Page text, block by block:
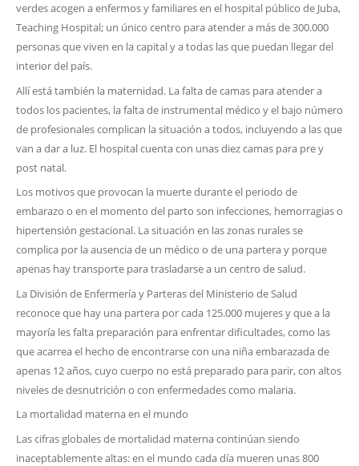
verdes acogen a enfermos y familiares en el hospital público de Juba,
Teaching Hospital; un único centro para atender a más de 300.000
personas que viven en la capital y a todas las que puedan llegar del
interior del país.
Allí está también la maternidad. La falta de camas para atender a
todos los pacientes, la falta de instrumental médico y el bajo número
de profesionales complican la situación a todos, incluyendo a las que
van a dar a luz. El hospital cuenta con unas diez camas para pre y
post natal.
Los motivos que provocan la muerte durante el periodo de
embarazo o en el momento del parto son infecciones, hemorragias o
hipertensión gestacional. La situación en las zonas rurales se
complica por la ausencia de un médico o de una partera y porque
apenas hay transporte para trasladarse a un centro de salud.
La División de Enfermería y Parteras del Ministerio de Salud
reconoce que hay una partera por cada 125.000 mujeres y que a la
mayoría les falta preparación para enfrentar dificultades, como las
que acarrea el hecho de encontrarse con una niña embarazada de
apenas 12 años, cuyo cuerpo no está preparado para parir, con altos
niveles de desnutrición o con enfermedades como malaria.
La mortalidad materna en el mundo
Las cifras globales de mortalidad materna continúan siendo
inaceptablemente altas: en el mundo cada día mueren unas 800